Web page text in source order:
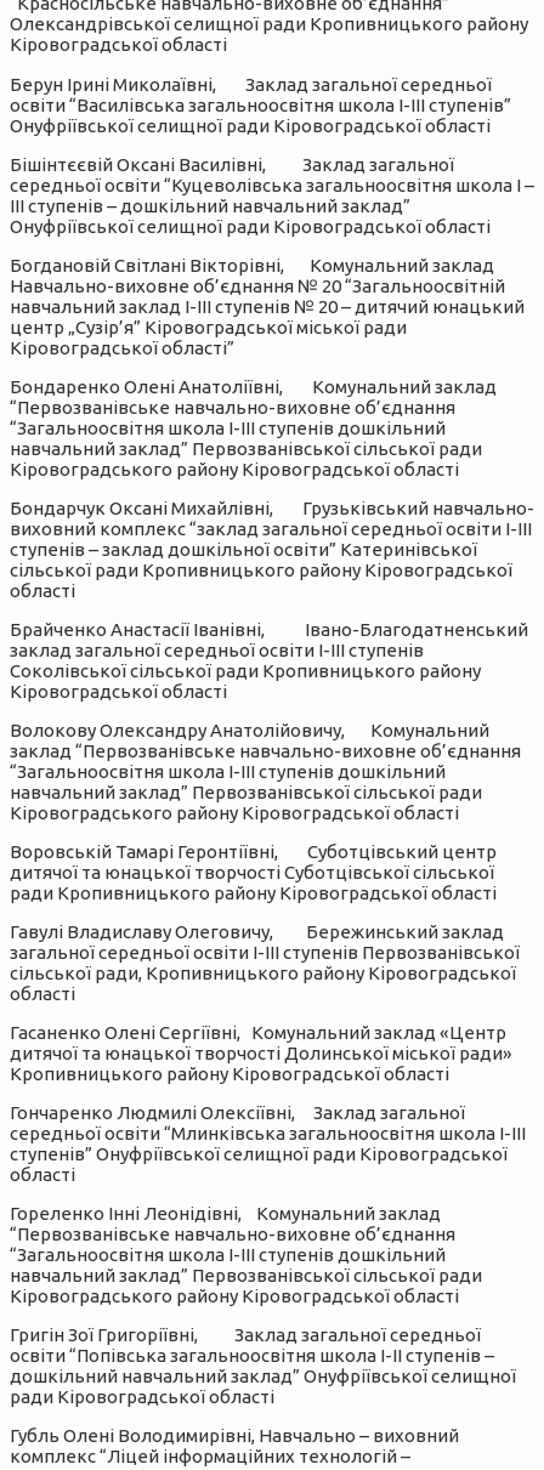
Олександрівської селищної ради Кропивницького району
Кіровоградської області
Берун Ірині Миколаївні, Заклад загальної середньої
освіти “Василівська загальноосвітня школа I-III ступенів”
Онуфріївської селищної ради Кіровоградської області
Бішінтєєвій Оксані Василівні, Заклад загальної
середньої освіти “Куцеволівська загальноосвітня школа І –
ІІІ ступенів – дошкільний навчальний заклад”
Онуфріївської селищної ради Кіровоградської області
Богдановій Світлані Вікторівні, Комунальний заклад
Навчально-виховне об’єднання № 20 “Загальноосвітній
навчальний заклад І-ІІІ ступенів № 20 – дитячий юнацький
центр „Сузір’я” Кіровоградської міської ради
Кіровоградської області”
Бондаренко Олені Анатоліївні, Комунальний заклад
“Первозванівське навчально-виховне об’єднання
“Загальноосвітня школа І-ІІІ ступенів дошкільний
навчальний заклад” Первозванівської сільської ради
Кіровоградського району Кіровоградської області
Бондарчук Оксані Михайлівні, Грузьківський навчально-
виховний комплекс “заклад загальної середньої освіти І-ІІІ
ступенів – заклад дошкільної освіти” Катеринівської
сільської ради Кропивницького району Кіровоградської
області
Брайченко Анастасії Іванівні, Івано-Благодатненський
заклад загальної середньої освіти І-ІІІ ступенів
Соколівської сільської ради Кропивницького району
Кіровоградської області
Волокову Олександру Анатолійовичу, Комунальний
заклад “Первозванівське навчально-виховне об’єднання
“Загальноосвітня школа І-ІІІ ступенів дошкільний
навчальний заклад” Первозванівської сільської ради
Кіровоградського району Кіровоградської області
Воровській Тамарі Геронтіївні, Суботцівський центр
дитячої та юнацької творчості Суботцівської сільської
ради Кропивницького району Кіровоградської області
Гавулі Владиславу Олеговичу, Бережинський заклад
загальної середньої освіти І-ІІІ ступенів Первозванівської
сільської ради, Кропивницького району Кіровоградської
області
Гасаненко Олені Сергіївні, Комунальний заклад «Центр
дитячої та юнацької творчості Долинської міської ради»
Кропивницького району Кіровоградської області
Гончаренко Людмилі Олексіївні, Заклад загальної
середньої освіти “Млинківська загальноосвітня школа І-ІІІ
ступенів” Онуфріївської селищної ради Кіровоградської
області
Гореленко Інні Леонідівні, Комунальний заклад
“Первозванівське навчально-виховне об’єднання
“Загальноосвітня школа І-ІІІ ступенів дошкільний
навчальний заклад” Первозванівської сільської ради
Кіровоградського району Кіровоградської області
Григін Зої Григоріївні, Заклад загальної середньої
освіти “Попівська загальноосвітня школа І-ІІ ступенів –
дошкільний навчальний заклад” Онуфріївської селищної
ради Кіровоградської області
Губль Олені Володимирівні, Навчально – виховний
комплекс “Ліцей інформаційних технологій –